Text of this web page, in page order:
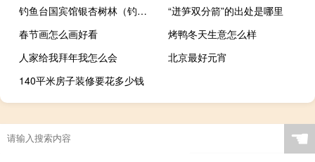
钓鱼台国宾馆银杏树林（钓鱼台国宾馆银杏树）
“迸笋双分箭”的出处是哪里
春节画怎么画好看
烤鸭冬天生意怎么样
人家给我拜年我怎么会
北京最好元宵
140平米房子装修要花多少钱
☚